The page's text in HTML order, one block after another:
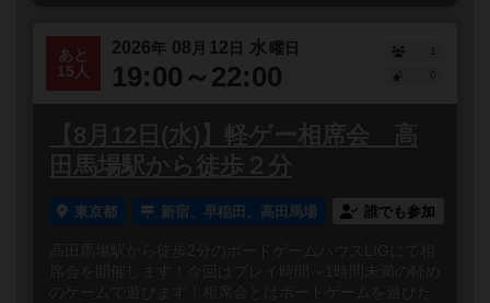
あと
15人
2026年 08 月 12 日 水 曜日
19:00～22:00
1
【8月12日(水)】軽ゲー相席会 高
田馬場駅から徒歩２分
東京都 新宿、早稲田、高田馬場 誰でも参加
高田馬場駅から徒歩2分のボードゲームハウスLIGにて相
席会を開催します！今回はプレイ時間～1時間未満の軽め
のゲームで遊びます！相席会とはボードゲームを遊びた